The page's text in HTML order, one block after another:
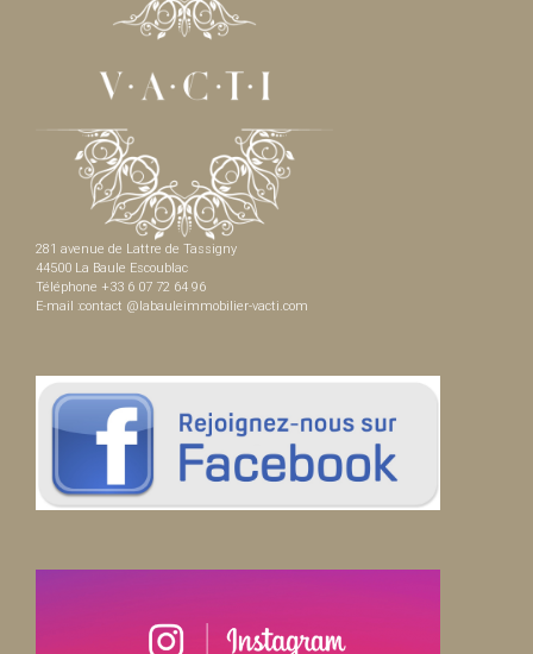
281 avenue de Lattre de Tassigny
44500 La Baule Escoublac
Téléphone +33 6 07 72 64 96
E-mail :contact @labauleimmobilier-vacti.com